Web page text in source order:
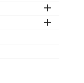

